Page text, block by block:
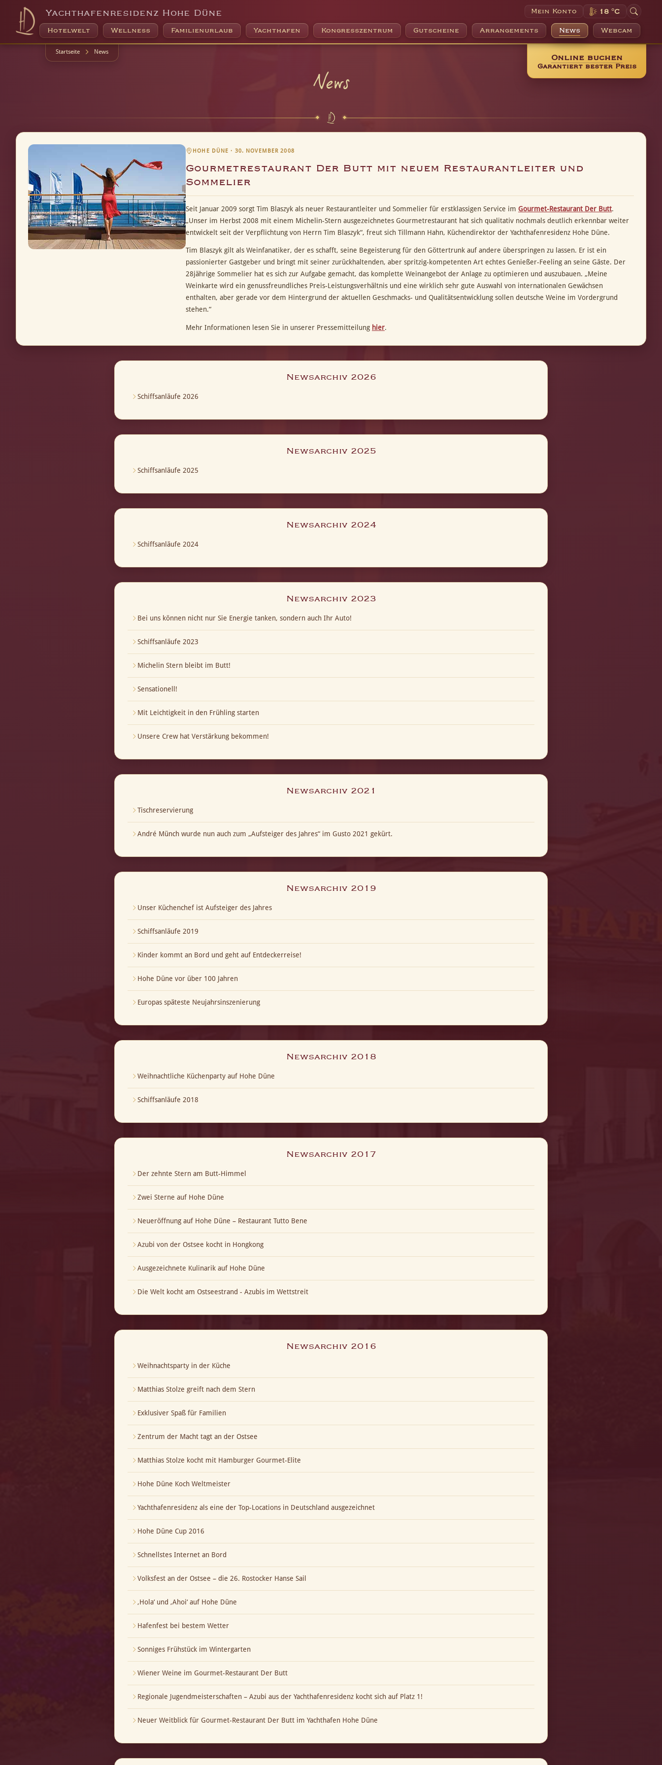
Yachthafenresidenz Hohe Düne
Hotelwelt Wellness Familienurlaub Yachthafen Kongresszentrum Gutscheine Arrangements News Webcam
Mein Konto 18 °C
Online buchen
Garantiert bester Preis
Startseite News
News
HOHE DÜNE · 30. NOVEMBER 2008
Gourmetrestaurant Der Butt mit neuem Restaurantleiter und
Sommelier
Seit Januar 2009 sorgt Tim Blaszyk als neuer Restaurantleiter und Sommelier für erstklassigen Service im Gourmet-Restaurant Der Butt.
„Unser im Herbst 2008 mit einem Michelin-Stern ausgezeichnetes Gourmetrestaurant hat sich qualitativ nochmals deutlich erkennbar weiter
entwickelt seit der Verpflichtung von Herrn Tim Blaszyk“, freut sich Tillmann Hahn, Küchendirektor der Yachthafenresidenz Hohe Düne.
Tim Blaszyk gilt als Weinfanatiker, der es schafft, seine Begeisterung für den Göttertrunk auf andere überspringen zu lassen. Er ist ein
passionierter Gastgeber und bringt mit seiner zurückhaltenden, aber spritzig-kompetenten Art echtes Genießer-Feeling an seine Gäste. Der
28jährige Sommelier hat es sich zur Aufgabe gemacht, das komplette Weinangebot der Anlage zu optimieren und auszubauen. „Meine
Weinkarte wird ein genussfreundliches Preis-Leistungsverhältnis und eine wirklich sehr gute Auswahl von internationalen Gewächsen
enthalten, aber gerade vor dem Hintergrund der aktuellen Geschmacks- und Qualitätsentwicklung sollen deutsche Weine im Vordergrund
stehen.“
Mehr Informationen lesen Sie in unserer Pressemitteilung hier.
Newsarchiv 2026
Schiffsanläufe 2026
Newsarchiv 2025
Schiffsanläufe 2025
Newsarchiv 2024
Schiffsanläufe 2024
Newsarchiv 2023
Bei uns können nicht nur Sie Energie tanken, sondern auch Ihr Auto!
Schiffsanläufe 2023
Michelin Stern bleibt im Butt!
Sensationell!
Mit Leichtigkeit in den Frühling starten
Unsere Crew hat Verstärkung bekommen!
Newsarchiv 2021
Tischreservierung
André Münch wurde nun auch zum „Aufsteiger des Jahres“ im Gusto 2021 gekürt.
Newsarchiv 2019
Unser Küchenchef ist Aufsteiger des Jahres
Schiffsanläufe 2019
Kinder kommt an Bord und geht auf Entdeckerreise!
Hohe Düne vor über 100 Jahren
Europas späteste Neujahrsinszenierung
Newsarchiv 2018
Weihnachtliche Küchenparty auf Hohe Düne
Schiffsanläufe 2018
Newsarchiv 2017
Der zehnte Stern am Butt-Himmel
Zwei Sterne auf Hohe Düne
Neueröffnung auf Hohe Düne – Restaurant Tutto Bene
Azubi von der Ostsee kocht in Hongkong
Ausgezeichnete Kulinarik auf Hohe Düne
Die Welt kocht am Ostseestrand - Azubis im Wettstreit
Newsarchiv 2016
Weihnachtsparty in der Küche
Matthias Stolze greift nach dem Stern
Exklusiver Spaß für Familien
Zentrum der Macht tagt an der Ostsee
Matthias Stolze kocht mit Hamburger Gourmet-Elite
Hohe Düne Koch Weltmeister
Yachthafenresidenz als eine der Top-Locations in Deutschland ausgezeichnet
Hohe Düne Cup 2016
Schnellstes Internet an Bord
Volksfest an der Ostsee – die 26. Rostocker Hanse Sail
‚Hola‘ und ‚Ahoi‘ auf Hohe Düne
Hafenfest bei bestem Wetter
Sonniges Frühstück im Wintergarten
Wiener Weine im Gourmet-Restaurant Der Butt
Regionale Jugendmeisterschaften – Azubi aus der Yachthafenresidenz kocht sich auf Platz 1!
Neuer Weitblick für Gourmet-Restaurant Der Butt im Yachthafen Hohe Düne